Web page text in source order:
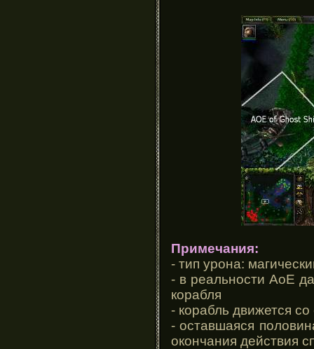
Примечания:
- тип урона:
- в реальности АоЕ
корабля
- корабль движется
- оставшаяся
окончания действия